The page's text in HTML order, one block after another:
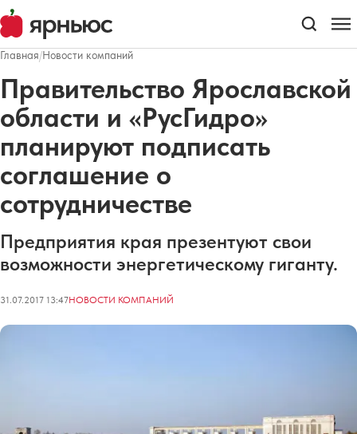
Главная/Новости компаний
Правительство Ярославской
области и «РусГидро»
планируют подписать
соглашение о
сотрудничестве
Предприятия края презентуют свои
возможности энергетическому гиганту.
31.07.2017 13:47НОВОСТИ КОМПАНИЙ